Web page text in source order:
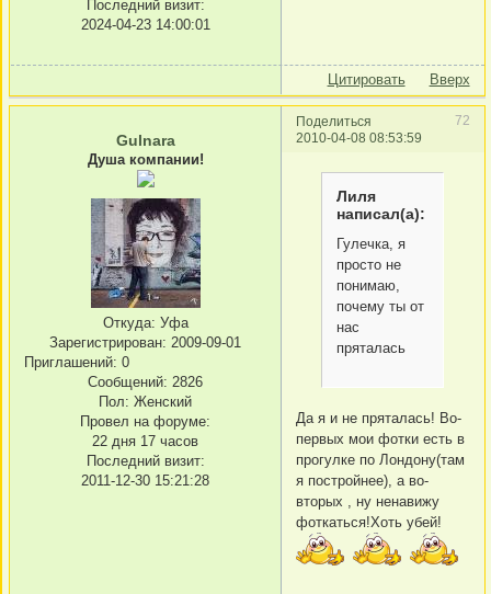
Последний визит:
2024-04-23 14:00:01
Цитировать Вверх
Поделиться
72
2010-04-08 08:53:59
Gulnara
Душа компании!
Откуда: Уфа
Зарегистрирован: 2009-09-01
Приглашений: 0
Сообщений: 2826
Пол: Женский
Провел на форуме:
22 дня 17 часов
Последний визит:
2011-12-30 15:21:28
Лиля
написал(а):
Гулечка, я
просто не
понимаю,
почему ты от
нас
пряталась
Да я и не пряталась! Во-
первых мои фотки есть в
прогулке по Лондону(там
я постройнее), а во-
вторых , ну ненавижу
фоткаться!Хоть убей!